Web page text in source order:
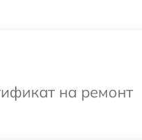
на ремонт